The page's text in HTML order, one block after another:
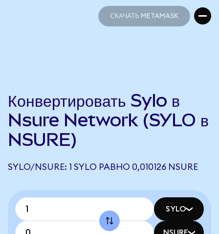
СКАЧАТЬ METAMASK
Конвертировать Sylo в
Nsure Network (SYLO в
NSURE)
SYLO/NSURE: 1 SYLO РАВНО 0,010126 NSURE
SYLO